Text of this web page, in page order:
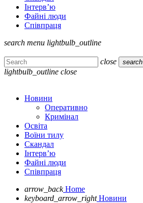
Інтерв’ю
Файні люди
Співпраця
search menu lightbulb_outline
close search
lightbulb_outline close
Новини
Оперативно
Кримінал
Освіта
Воїни тилу
Скандал
Інтерв’ю
Файні люди
Співпраця
arrow_back Home
keyboard_arrow_right Новини